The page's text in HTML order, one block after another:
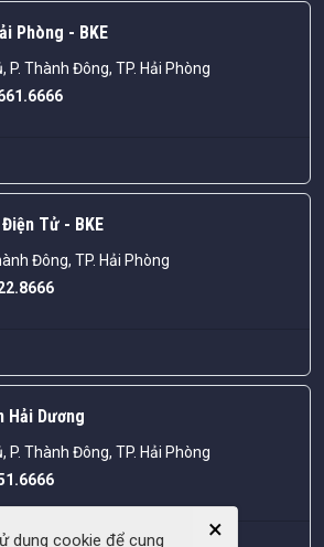
Phòng - BKE
P. Thành Đông, TP. Hải Phòng
Tử - BKE
Đông, TP. Hải Phòng
Hải Dương
P. Thành Đông, TP. Hải Phòng
×
dụng cookie để cung